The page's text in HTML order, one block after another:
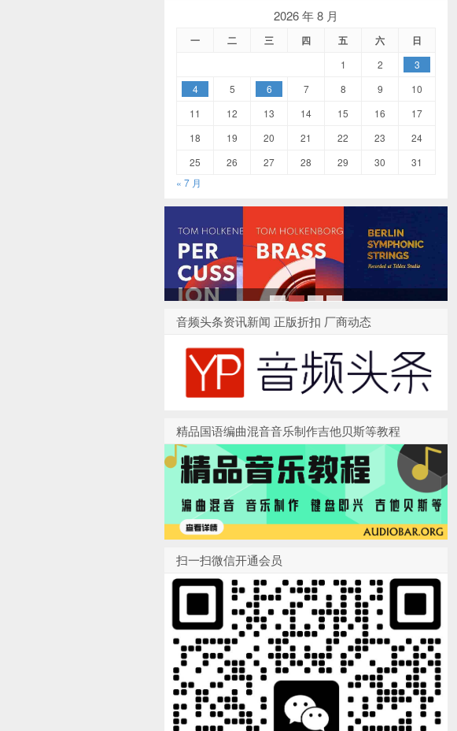
2026 年 8 月
一 二 三 四 五 六 日
1 2
3
4
5 6 7 8 9
10
11
12 13 14 15 16
17
18
19 20 21 22 23
24
25
26 27 28 29 30
31
« 7 月
1 2 4
音频头条资讯新闻 正版折扣 厂商动态
精品国语编曲混音音乐制作吉他贝斯等教程
扫一扫微信开通会员